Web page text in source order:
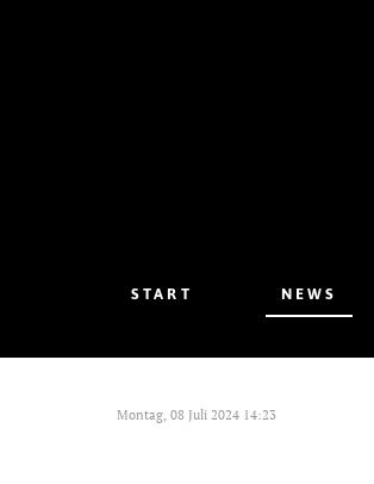
START NEWS
Montag, 08 Juli 2024 14:23